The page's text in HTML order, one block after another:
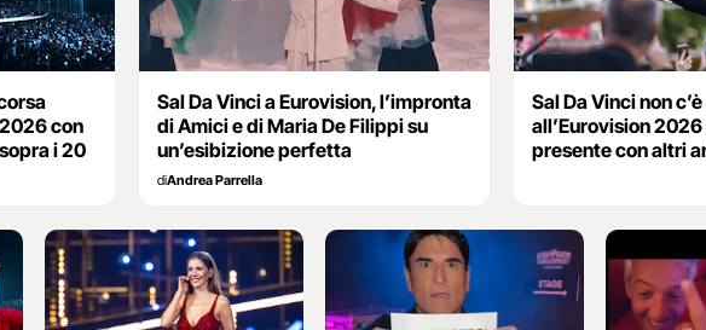
con
i 20
Sal Da Vinci a Eurovision, l’impronta
di Amici e di Maria De Filippi su
un’esibizione perfetta
diAndrea Parrella
Sal Da Vinci non
all’Eurovision 2026
presente con altri